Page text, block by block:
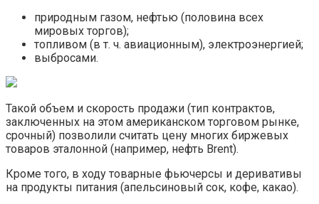
природным газом, нефтью (половина всех
мировых торгов);
топливом (в т. ч. авиационным), электроэнергией;
выбросами.
Такой объем и скорость продажи (тип контрактов,
заключенных на этом американском торговом рынке,
срочный) позволили считать цену многих биржевых
товаров эталонной (например, нефть Brent).
Кроме того, в ходу товарные фьючерсы и деривативы
на продукты питания (апельсиновый сок, кофе, какао).